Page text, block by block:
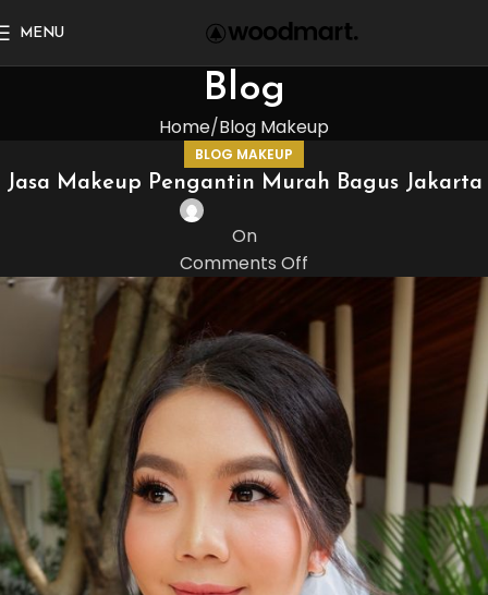
MENU
Blog
Home Blog Makeup
BLOG MAKEUP
Jasa Makeup Pengantin Murah Bagus Jakarta
On
Comments Off